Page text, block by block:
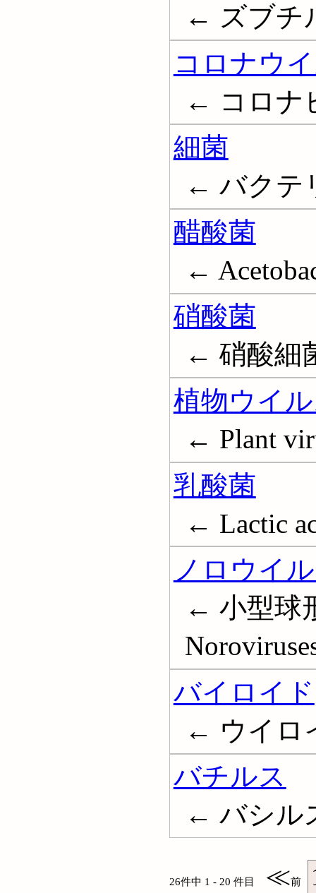
← ズブチ
コロナウ
← コロナ
細菌
← バクテ
醋酸菌
←
硝酸菌
← 硝酸細
植物ウイ
← Plant
乳酸菌
← Lactic
ノロウイ
← 小型球
バイロイド
← ウイロ
バチルス
← バシル
26件中 1 - 20 件目 ≪前